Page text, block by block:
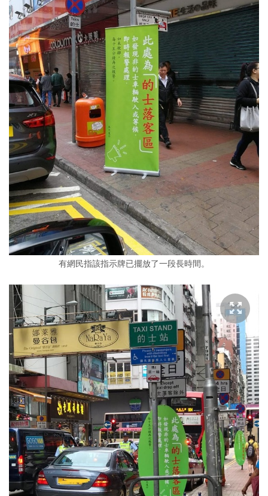
有網民指該指示牌已擺放了一段長時間。